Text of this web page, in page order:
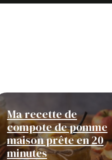
Ma recette de
compote de pomme
maison prête en 20
minutes